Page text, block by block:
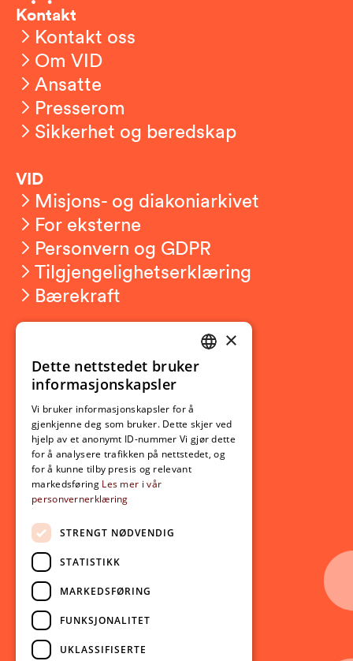
Kontakt
Kontakt oss
Om VID
Ansatte
Presserom
Sikkerhet og beredskap
VID
Misjons- og diakoniarkivet
For eksterne
Personvern og GDPR
Tilgjengelighetserklæring
Bærekraft
Ny student
Utveksling
Opptak
Lov- og regelverk
Aktuelt
Nyheter
Arrangementer
Nyhetsbrev
Ledige stillinger
Følg oss på sosiale medier:
Facebook
Instagram
NORWEGIAN
×
Dette nettstedet bruker
informasjonskapsler
Vi bruker informasjonskapsler for å
gjenkjenne deg som bruker. Dette skjer ved
hjelp av et anonymt ID-nummer Vi gjør dette
for å analysere trafikken på nettstedet, og
for å kunne tilby presis og relevant
markedsføring Les mer i vår
personvernerklæring
STRENGT NØDVENDIG
STATISTIKK
MARKEDSFØRING
FUNKSJONALITET
UKLASSIFISERTE